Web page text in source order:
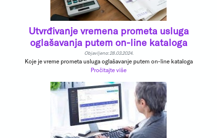
Utvrđivanje vremena prometa usluga
oglašavanja putem on-line kataloga
Objavljeno: 28.03.2024.
Koje je vreme prometa usluga oglašavanje putem on-line kataloga
Pročitajte više